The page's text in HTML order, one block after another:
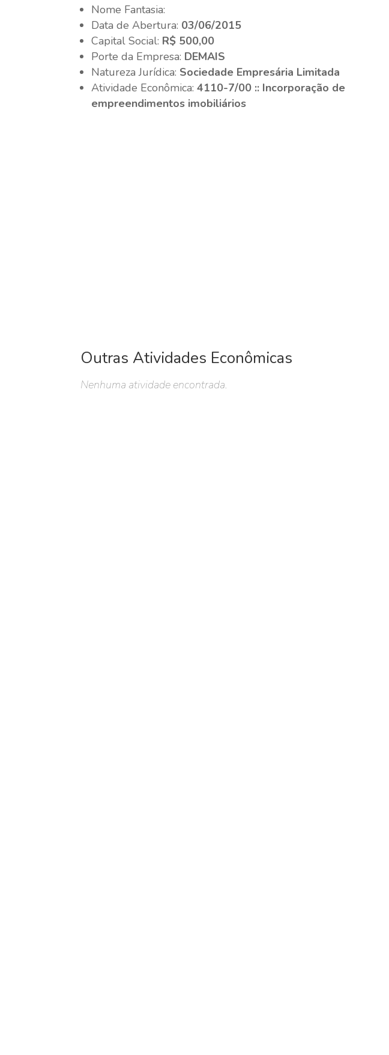
Nome Fantasia:
Data de Abertura: 03/06/2015
Capital Social: R$ 500,00
Porte da Empresa: DEMAIS
Natureza Jurídica: Sociedade Empresária Limitada
Atividade Econômica:4110-7/00 :: Incorporação de
empreendimentos imobiliários
Outras Atividades Econômicas
Nenhuma atividade encontrada.